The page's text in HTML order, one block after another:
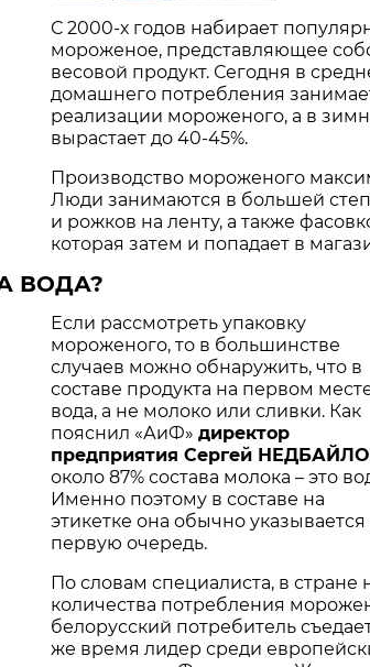
С 2000-х годов набирает
мороженое, представляющее
весовой продукт. Сегодня в
домашнего потребления
реализации мороженого, а в
вырастает до 40-45%.
Производство мороженого
Люди занимаются в большей
и рожков на ленту, а также
которая затем и попадает в
ВОДА?
Если рассмотреть упаковку
мороженого, то в большинстве
случаев можно обнаружить, что в
составе продукта на первом
вода, а не молоко или сливки. Как
пояснил «АиФ» директор
предприятия Сергей
около 87% состава молока – это
Именно поэтому в составе на
этикетке она обычно указывается
первую очередь.
По словам специалиста, в
количества потребления
белорусский потребитель
же время лидер среди